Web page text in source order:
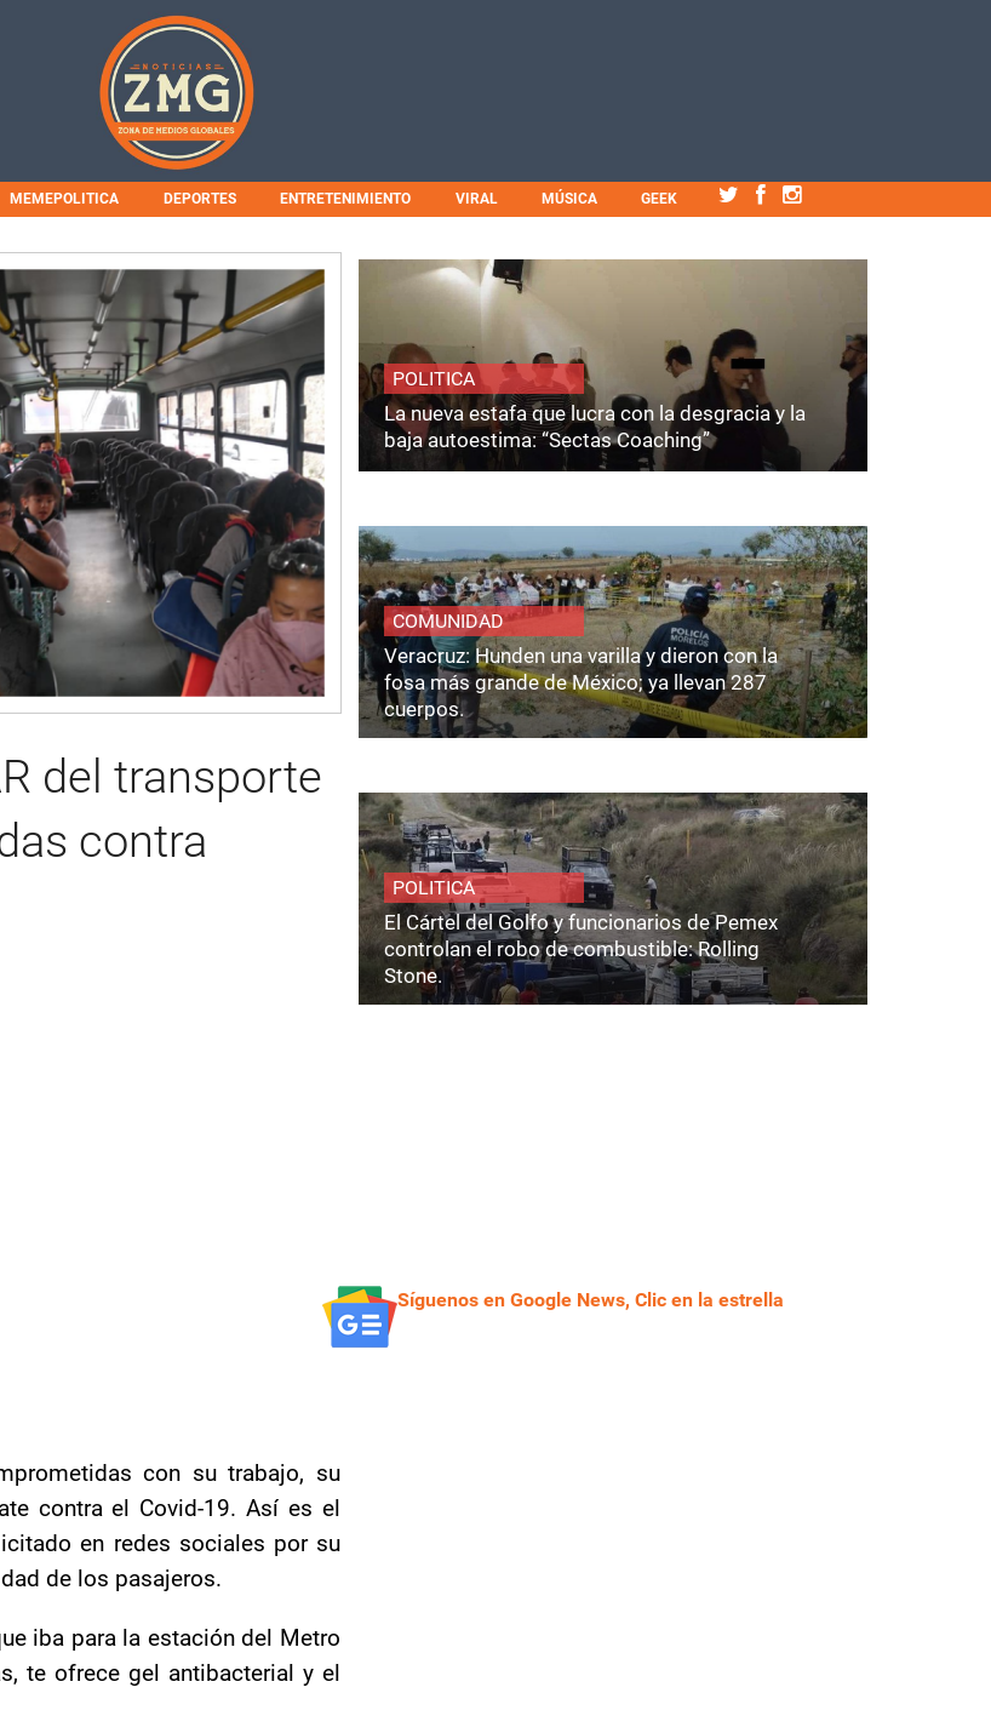
MEMEPOLITICA DEPORTES ENTRETENIMIENTO VIRAL MÚSICA GEEK
del transporte
contra
con su trabajo, su
contra el Covid-19. Así es el
en redes sociales por su
de los pasajeros.
iba para la estación del Metro
te ofrece gel antibacterial y el
POLITICA
La nueva estafa que lucra con la desgracia y la
baja autoestima: “Sectas Coaching”
COMUNIDAD
Veracruz: Hunden una varilla y dieron con la
fosa más grande de México; ya llevan 287
cuerpos.
POLITICA
El Cártel del Golfo y funcionarios de Pemex
controlan el robo de combustible: Rolling
Stone.
Síguenos en Google News, Clic en la estrella